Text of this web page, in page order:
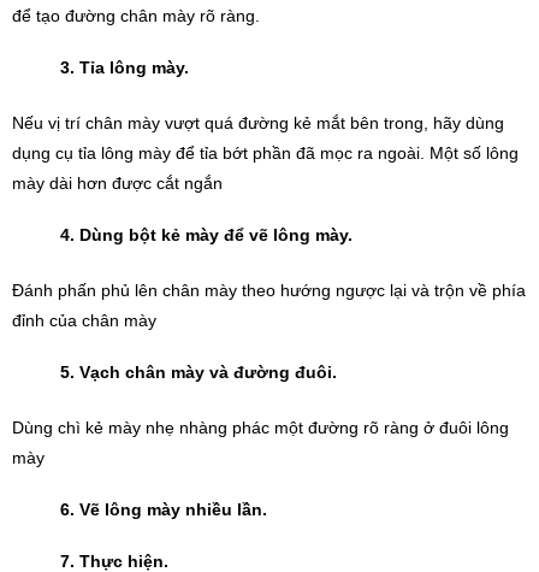
để tạo đường chân mày rõ ràng.
3. Tỉa lông mày.
Nếu vị trí chân mày vượt quá đường kẻ mắt bên trong, hãy dùng
dụng cụ tỉa lông mày để tỉa bớt phần đã mọc ra ngoài. Một số lông
mày dài hơn được cắt ngắn
4. Dùng bột kẻ mày để vẽ lông mày.
Đánh phấn phủ lên chân mày theo hướng ngược lại và trộn về phía
đỉnh của chân mày
5. Vạch chân mày và đường đuôi.
Dùng chì kẻ mày nhẹ nhàng phác một đường rõ ràng ở đuôi lông
mày
6. Vẽ lông mày nhiều lần.
7. Thực hiện.